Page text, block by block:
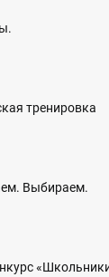
тренировка
Выбираем.